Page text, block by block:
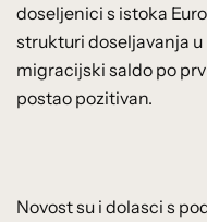
doseljenici s istoka
strukturi doseljavanja
migracijski saldo po
postao pozitivan.
Novost su i dolasci s